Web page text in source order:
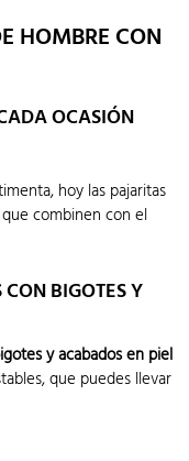
HOMBRE CON
OCASIÓN
hoy las pajaritas
combinen con el
BIGOTES Y
y acabados en piel
que puedes llevar